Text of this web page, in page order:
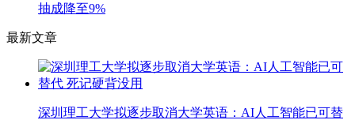
抽成降至9%
最新文章
深圳理工大学拟逐步取消大学英语：AI人工智能已可替